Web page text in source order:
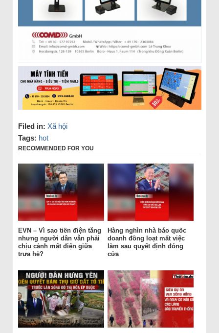
Filed in: Xã hội
Tags: hot
RECOMMENDED FOR YOU
EVN – Vì sao tiền điện tăng
nhưng người dân vẫn phải
chịu cảnh mất điện giữa
trưa hè?
Hàng nghìn nhà báo quốc
doanh đồng loạt mất việc
làm sau quyết định đóng
cửa